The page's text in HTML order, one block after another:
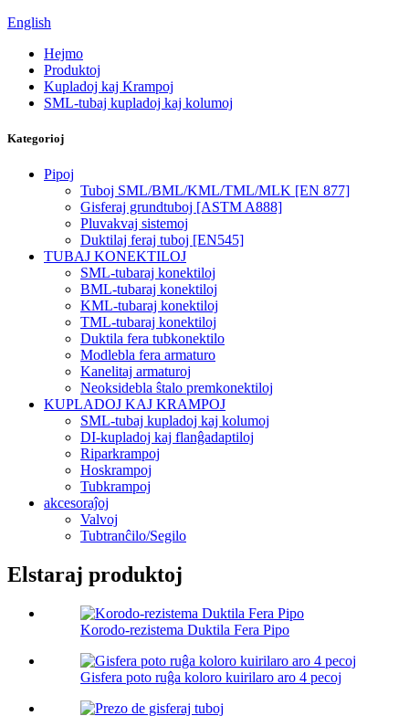
English
Hejmo
Produktoj
Kupladoj kaj Krampoj
SML-tubaj kupladoj kaj kolumoj
Kategorioj
Pipoj
Tuboj SML/BML/KML/TML/MLK [EN 877]
Gisferaj grundtuboj [ASTM A888]
Pluvakvaj sistemoj
Duktilaj feraj tuboj [EN545]
TUBAJ KONEKTILOJ
SML-tubaraj konektiloj
BML-tubaraj konektiloj
KML-tubaraj konektiloj
TML-tubaraj konektiloj
Duktila fera tubkonektilo
Modlebla fera armaturo
Kanelitaj armaturoj
Neoksidebla ŝtalo premkonektiloj
KUPLADOJ KAJ KRAMPOJ
SML-tubaj kupladoj kaj kolumoj
DI-kupladoj kaj flanĝadaptiloj
Riparkrampoj
Hoskrampoj
Tubkrampoj
akcesoraĵoj
Valvoj
Tubtranĉilo/Segilo
Elstaraj produktoj
Korodo-rezistema Duktila Fera Pipo
Gisfera poto ruĝa koloro kuirilaro aro 4 pecoj